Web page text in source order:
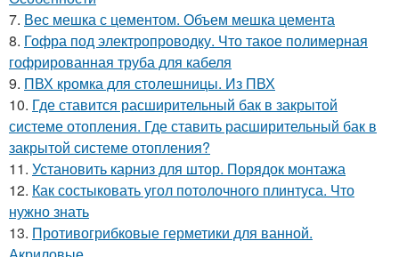
7. Вес мешка с цементом. Объем мешка цемента
8. Гофра под электропроводку. Что такое полимерная
гофрированная труба для кабеля
9. ПВХ кромка для столешницы. Из ПВХ
10. Где ставится расширительный бак в закрытой
системе отопления. Где ставить расширительный бак в
закрытой системе отопления?
11. Установить карниз для штор. Порядок монтажа
12. Как состыковать угол потолочного плинтуса. Что
нужно знать
13. Противогрибковые герметики для ванной.